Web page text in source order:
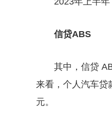
信贷ABS
其中，信贷
来看，个人汽车贷
元。